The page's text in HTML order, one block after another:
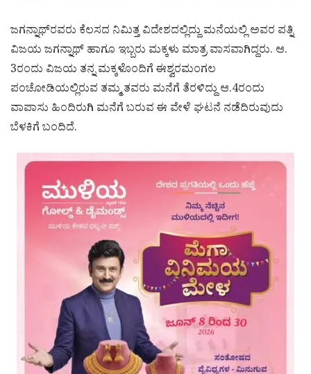
ಜಗನ್ನಾಥ್‌ರವರು ಕೆಲಸದ ನಿಮಿತ್ತ ವಿದೇಶದಲ್ಲಿದ್ದು ಮನೆಯಲ್ಲಿ ಅವರ ಪತ್ನಿ
ವಿಜಯ ಜಗನ್ನಾಥ್‌ ಹಾಗೂ ಇಬ್ಬರು ಮಕ್ಕಳು ಮಾತ್ರ ವಾಸವಾಗಿದ್ದರು. ಆ.
3ರಂದು ವಿಜಯ ತನ್ನ ಮಕ್ಕಳೊಂದಿಗೆ ಈಶ್ವರಮಂಗಲ
ಪಂಚೋಡಿಯಲ್ಲಿರುವ ತಮ್ಮ ತವರು ಮನೆಗೆ ತೆರಳಿದ್ದು ಆ.4ರಂದು
ವಾಪಾಸು ಹಿಂದಿರುಗಿ ಮನೆಗೆ ಬರುವ ಈ ವೇಳೆ ಘಟನೆ ನಡೆದಿರುವುದು
ಬೆಳಕಿಗೆ ಬಂದಿದೆ.